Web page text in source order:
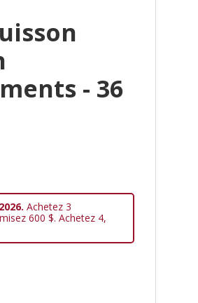
- 36
Achetez 3
600 $. Achetez 4,